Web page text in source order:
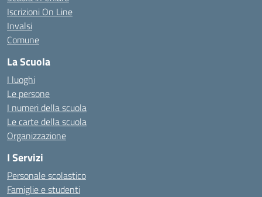
Iscrizioni On Line
Invalsi
Comune
La Scuola
I luoghi
Le persone
I numeri della scuola
Le carte della scuola
Organizzazione
I Servizi
Personale scolastico
Famiglie e studenti